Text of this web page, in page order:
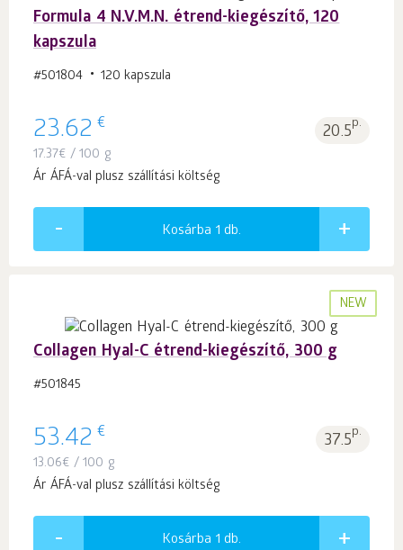
Formula 4 N.V.M.N. étrend-kiegészítő, 120
kapszula
#501804 120 kapszula
23.62 € 20.5p.
17.37€ / 100 g
Ár ÁFÁ-val plusz szállítási költség
Kosárba 1 db.
NEW
Collagen Hyal-C étrend-kiegészítő, 300 g
#501845
53.42 € 37.5p.
13.06€ / 100 g
Ár ÁFÁ-val plusz szállítási költség
Kosárba 1 db.